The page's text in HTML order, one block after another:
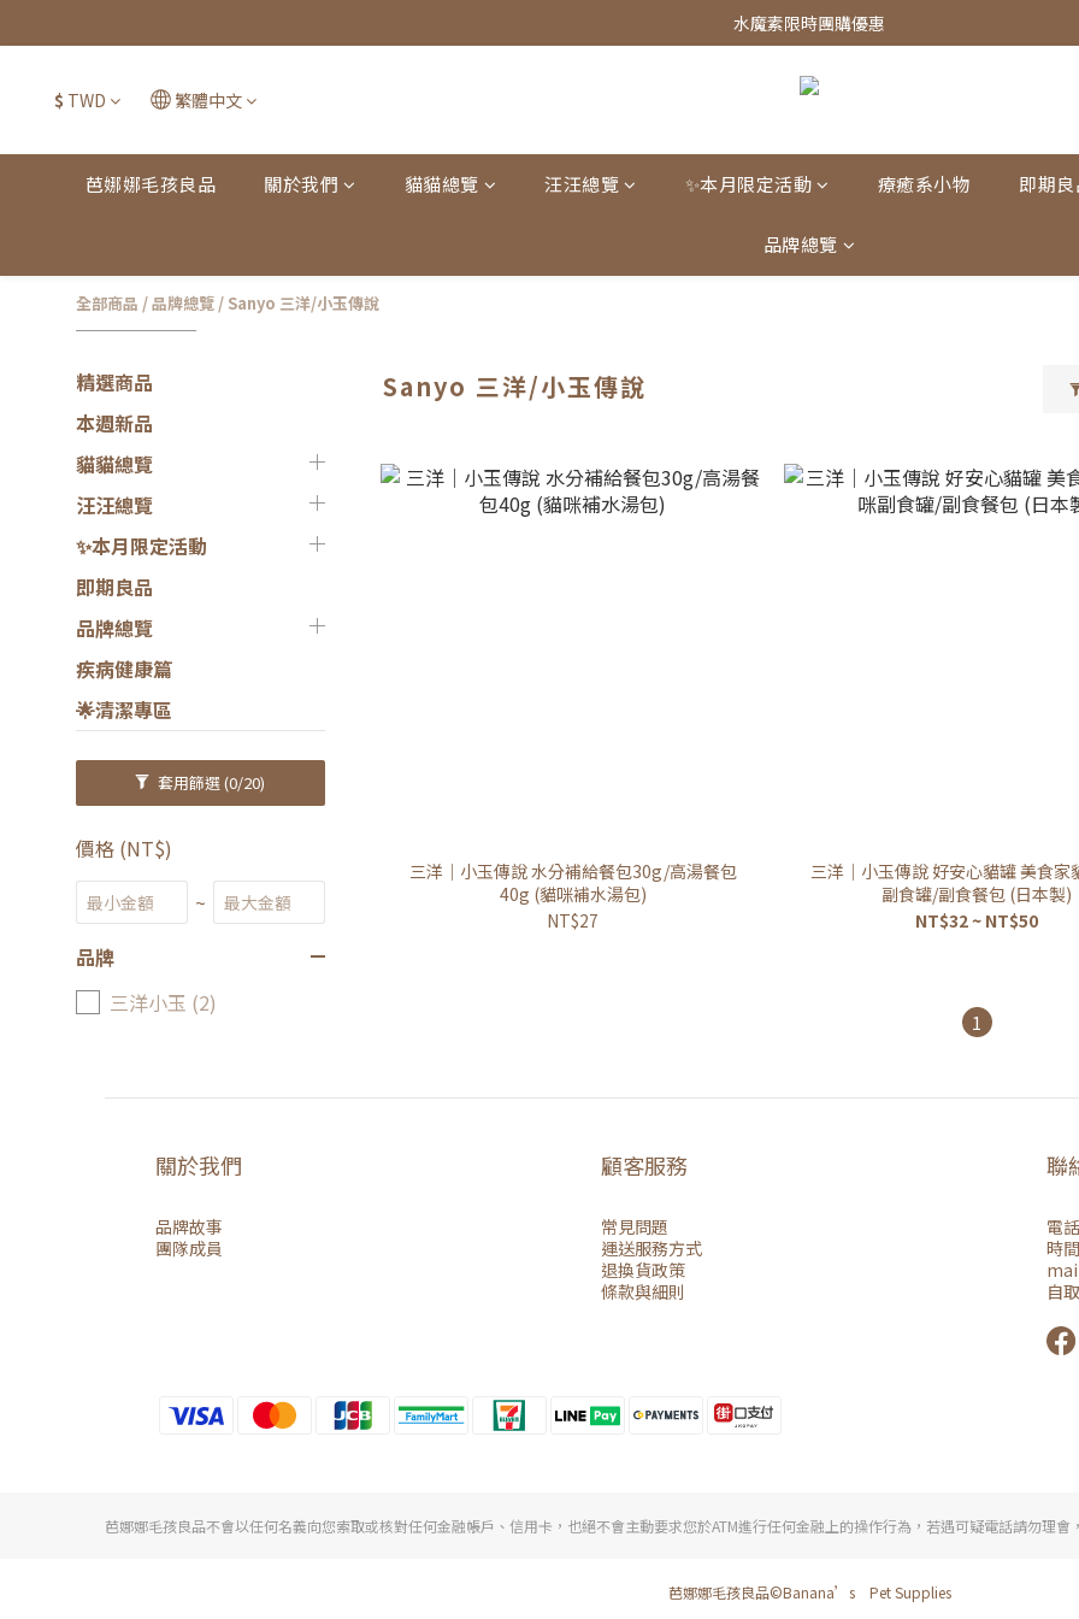
皇家飼料75折餐包$38起
水魔素限時團購優惠
$ TWD 繁體中文
芭娜娜毛孩良品 關於我們 貓貓總覽 汪汪總覽 ✨本月限定活動 療癒系小物 即期
品牌總覽
全部商品 /品牌總覽 / Sanyo 三洋/小玉傳說
精選商品
本週新品
貓貓總覽
汪汪總覽
✨本月限定活動
即期良品
品牌總覽
疾病健康篇
🌟清潔專區
套用篩選(0/20)
價格 (NT$)
~
品牌
三洋小玉 (2)
Sanyo 三洋/小玉傳說
三洋｜小玉傳說 水分補給餐包30g/高湯餐包
40g (貓咪補水湯包)
NT$27
三洋｜小玉傳說 好安心貓罐 美食家
副食罐/副食餐包 (日本製)
NT$32 ~ NT$50
1
關於我們
品牌故事
團隊成員
顧客服務
常見問題
運送服務方式
退換貨政策
條款與細則
聯
電
時
自
芭娜娜毛孩良品不會以任何名義向您索取或核對任何金融帳戶、信用卡，也絕不會主動要求您於ATM進行任何金融上的操作行為，若遇可疑電話請勿理
芭娜娜毛孩良品©Banana’s Pet Supplies